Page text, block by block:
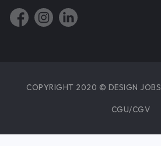
COPYRIGHT 2020 © DESIGN JOBS
CGU/CGV